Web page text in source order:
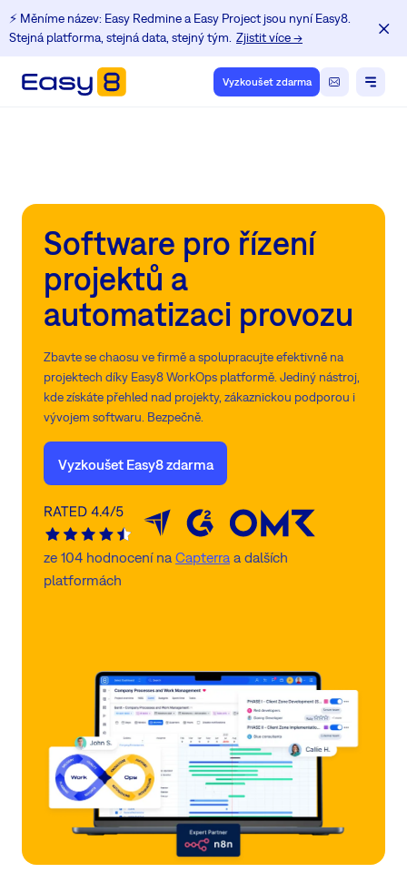
⚡️ Měníme název: Easy Redmine a Easy Project jsou nyní Easy8.
Stejná platforma, stejná data, stejný tým. Zjistit více →
Vyzkoušet zdarma
Software pro řízení
projektů a
automatizaci provozu
Zbavte se chaosu ve firmě a spolupracujte efektivně na
projektech díky Easy8 WorkOps platformě. Jediný nástroj,
kde získáte přehled nad projekty, zákaznickou podporou i
vývojem softwaru. Bezpečně.
Vyzkoušet Easy8 zdarma
ze 104 hodnocení na Capterra a dalších
platformách